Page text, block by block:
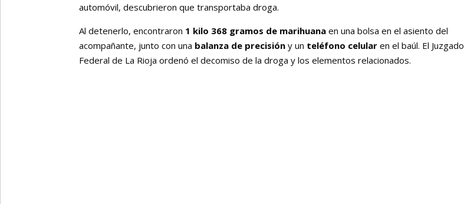
automóvil, descubrieron que transportaba droga.
Al detenerlo, encontraron 1 kilo 368 gramos de marihuana en una bolsa en el asiento del
acompañante, junto con una balanza de precisión y un teléfono celular en el baúl. El Juzgado
Federal de La Rioja ordenó el decomiso de la droga y los elementos relacionados.